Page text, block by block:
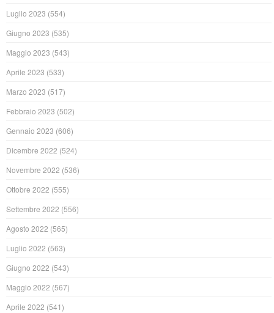
Luglio 2023 (554)
Giugno 2023 (535)
Maggio 2023 (543)
Aprile 2023 (533)
Marzo 2023 (517)
Febbraio 2023 (502)
Gennaio 2023 (606)
Dicembre 2022 (524)
Novembre 2022 (536)
Ottobre 2022 (555)
Settembre 2022 (556)
Agosto 2022 (565)
Luglio 2022 (563)
Giugno 2022 (543)
Maggio 2022 (567)
Aprile 2022 (541)